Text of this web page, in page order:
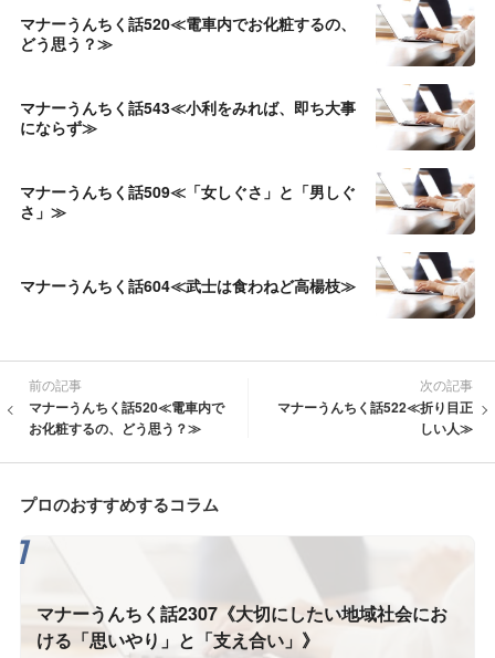
マナーうんちく話520≪電車内でお化粧するの、
どう思う？≫
マナーうんちく話543≪小利をみれば、即ち大事
にならず≫
マナーうんちく話509≪「女しぐさ」と「男しぐ
さ」≫
マナーうんちく話604≪武士は食わねど高楊枝≫
前の記事
マナーうんちく話520≪電車内で
お化粧するの、どう思う？≫
次の記事
マナーうんちく話522≪折り目正
しい人≫
プロのおすすめするコラム
マナーうんちく話2307《大切にしたい地域社会にお
ける「思いやり」と「支え合い」》